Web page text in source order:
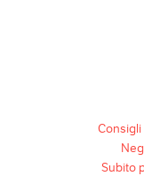
Consigli
Subito